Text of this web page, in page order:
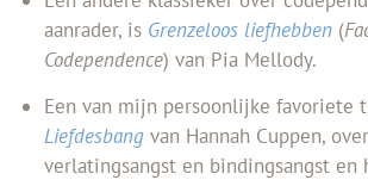
aanrader, is Grenzeloos liefhebben (
Codependence) van Pia Mellody.
Een van mijn persoonlijke favoriete
Liefdesbang van Hannah Cuppen,
verlatingsangst en bindingsangst en